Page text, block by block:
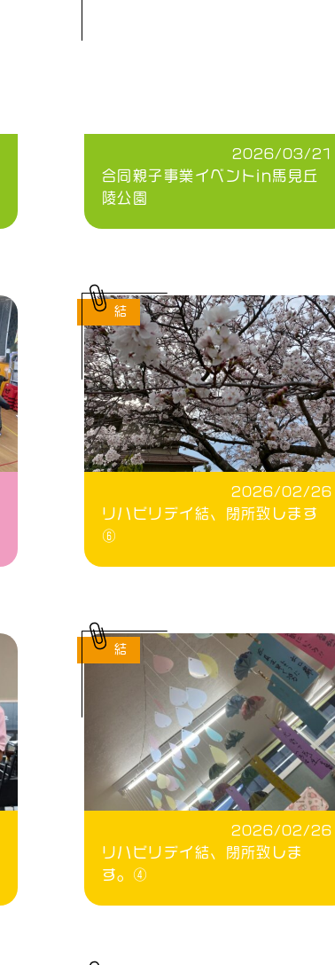
2026/03/21
合同親子事業イベントin馬見丘
陵公園
2026/02/26
リハビリデイ結、閉所致します
⑥
結
2026/02/26
リハビリデイ結、閉所致しま
す。④
結